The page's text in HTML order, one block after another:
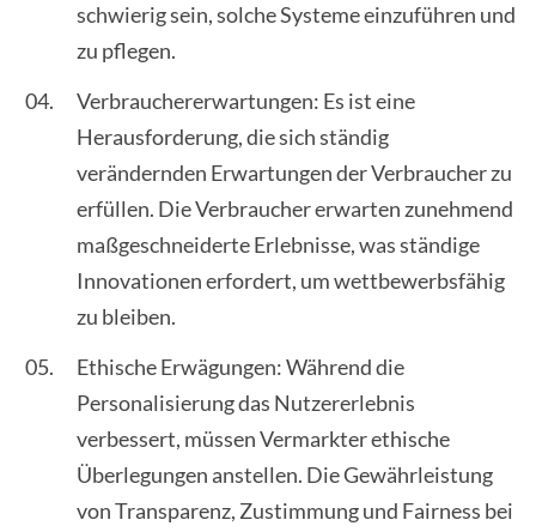
schwierig sein, solche Systeme einzuführen und
zu pflegen.
Verbrauchererwartungen: Es ist eine
Herausforderung, die sich ständig
verändernden Erwartungen der Verbraucher zu
erfüllen. Die Verbraucher erwarten zunehmend
maßgeschneiderte Erlebnisse, was ständige
Innovationen erfordert, um wettbewerbsfähig
zu bleiben.
Ethische Erwägungen: Während die
Personalisierung das Nutzererlebnis
verbessert, müssen Vermarkter ethische
Überlegungen anstellen. Die Gewährleistung
von Transparenz, Zustimmung und Fairness bei